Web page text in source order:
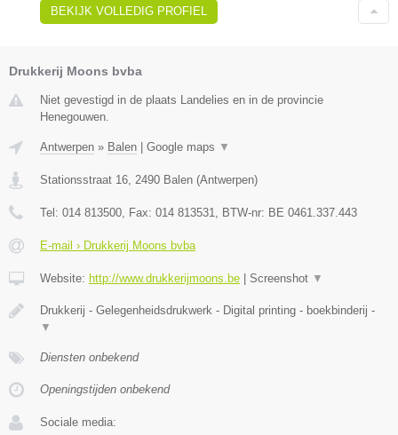
BEKIJK VOLLEDIG PROFIEL
Drukkerij Moons bvba
Niet gevestigd in de plaats Landelies en in de provincie
Henegouwen.
Antwerpen » Balen | Google maps ▼
Stationsstraat 16 2490 Balen (Antwerpen)
Tel: 014 813500 , Fax: 014 813531 , BTW-nr: BE 0461.337.443
E-mail › Drukkerij Moons bvba
Website: http://www.drukkerijmoons.be | Screenshot ▼
Drukkerij - Gelegenheidsdrukwerk - Digital printing - boekbinderij -
▼
Diensten onbekend
Openingstijden onbekend
Sociale media: